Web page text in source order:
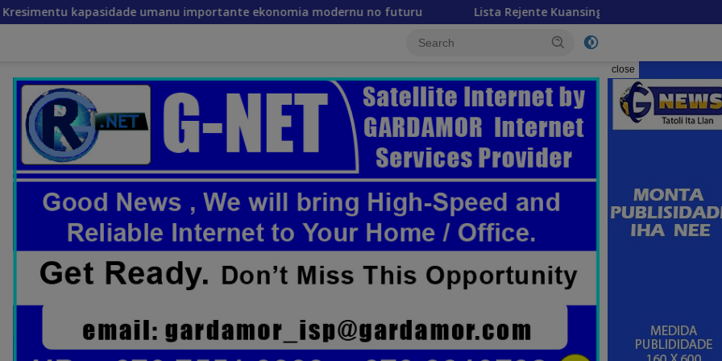
importante ekonomia modernu no futuru Lista Rejente Kuansing nian ne’ebé hetan akuzasaun ba
close